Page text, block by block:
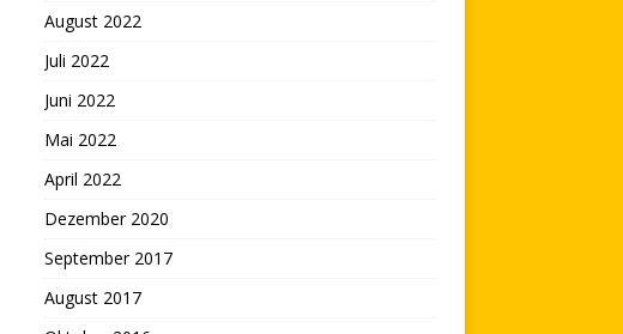
August 2022
Juli 2022
Juni 2022
Mai 2022
April 2022
Dezember 2020
September 2017
August 2017